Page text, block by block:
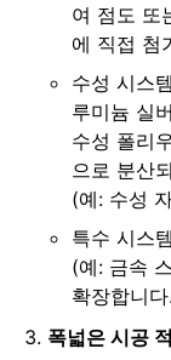
여 점도 또
에 직접 첨
수성 시스
루미늄 실
수성 폴리
으로 분산
(예: 수성
특수 시스
(예: 금속
확장합니다.
폭넓은 시공